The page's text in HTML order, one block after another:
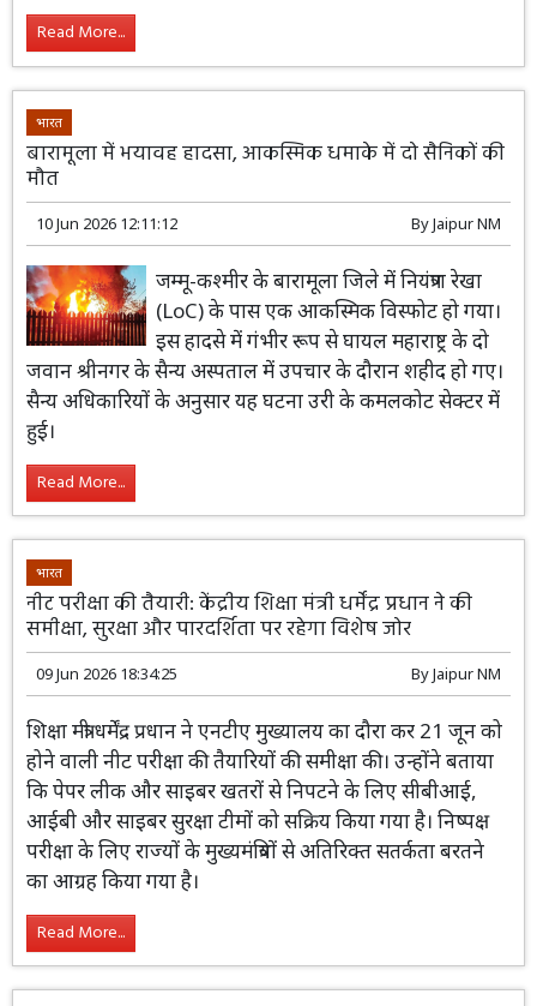
ईंधन वितरण नेटवर्क मजबूत होगा, रोजगार बढ़ेंगे और अर्थव्यवस्था
को नई गति मिलेगी।
Read More...
भारत
बारामूला में भयावह हादसा, आकस्मिक धमाके में दो सैनिकों की
मौत
10 Jun 2026 12:11:12 ByJaipur NM
जम्मू-कश्मीर के बारामूला जिले में नियंत्रण रेखा
(LoC) के पास एक आकस्मिक विस्फोट हो गया।
इस हादसे में गंभीर रूप से घायल महाराष्ट्र के दो
जवान श्रीनगर के सैन्य अस्पताल में उपचार के दौरान शहीद हो गए।
सैन्य अधिकारियों के अनुसार यह घटना उरी के कमलकोट सेक्टर में
हुई।
Read More...
भारत
नीट परीक्षा की तैयारी: केंद्रीय शिक्षा मंत्री धर्मेंद्र प्रधान ने की
समीक्षा, सुरक्षा और पारदर्शिता पर रहेगा विशेष जोर
09 Jun 2026 18:34:25 ByJaipur NM
शिक्षा मंत्री धर्मेंद्र प्रधान ने एनटीए मुख्यालय का
दौरा कर 21 जून को होने वाली नीट परीक्षा की
तैयारियों की समीक्षा की। उन्होंने बताया कि पेपर
लीक और साइबर खतरों से निपटने के लिए सीबीआई, आईबी और
साइबर सुरक्षा टीमों को सक्रिय किया गया है। निष्पक्ष परीक्षा के लिए
राज्यों के मुख्यमंत्रियों से अतिरिक्त सतर्कता बरतने का आग्रह किया
गया है।